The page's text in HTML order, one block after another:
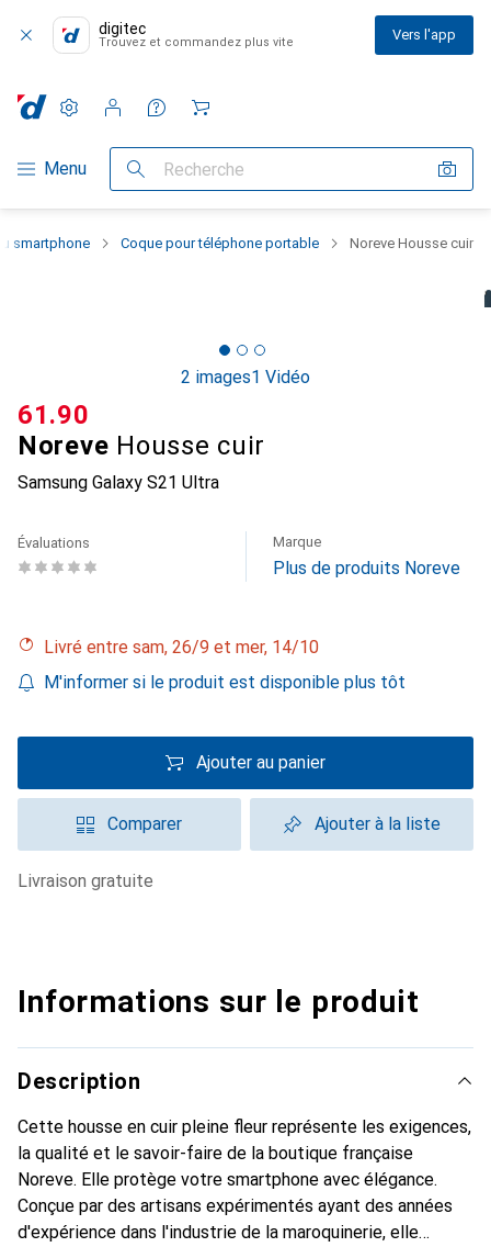
digitec
Trouvez et commandez plus vite Vers l'app
Navigation par catégorie
Menu Recherche
Paramètres
Compte client
Listes de comparaison
Listes d'envies
Panier
smartphone Coque pour téléphone portable Noreve Housse cuir
2 images1 Vidéo
Noreve Housse cuir
Samsung Galaxy S21 Ultra
CHF
61.90
Évaluations Marque
Plus de produits Noreve
Livré entre sam, 26/9 et mer, 14/10
M'informer si le produit est disponible plus tôt
Ajouter au panier
Comparer Ajouter à la liste
livraison gratuite
Informations sur le produit
Description
Cette housse en cuir pleine fleur représente les exigences,
la qualité et le savoir-faire de la boutique française
Noreve. Elle protège votre smartphone avec élégance.
Conçue par des artisans expérimentés ayant des années
d'expérience dans l'industrie de la maroquinerie, elle